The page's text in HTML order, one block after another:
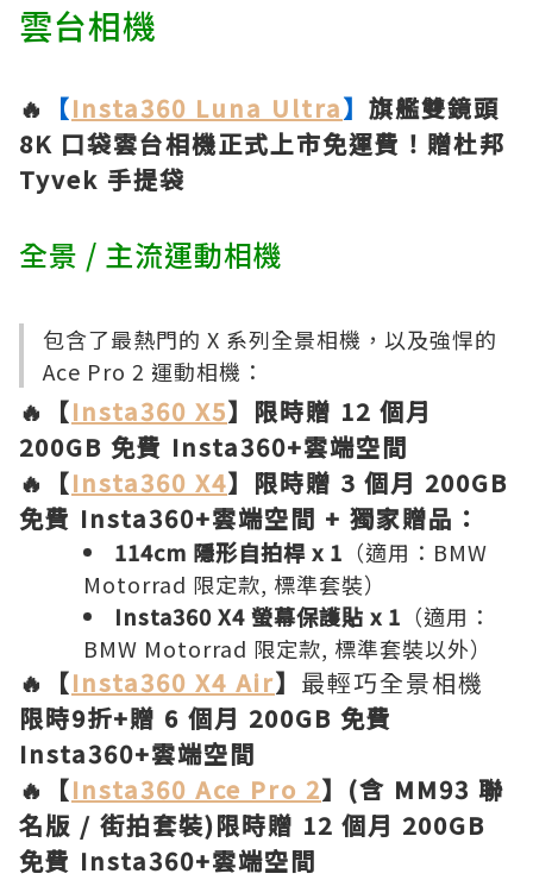
雲台相機
🔥 【Insta360 Luna Ultra】 旗艦雙鏡頭
8K 口袋雲台相機正式上市免運費！贈杜邦
Tyvek 手提袋
全景 / 主流運動相機
包含了最熱門的 X 系列全景相機，以及強悍的
Ace Pro 2 運動相機：
🔥【Insta360 X5】限時贈 12 個月
200GB 免費 Insta360+雲端空間
🔥【Insta360 X4】限時贈 3 個月 200GB
免費 Insta360+雲端空間 + 獨家贈品：
114cm 隱形自拍桿 x 1 （適用：BMW
Motorrad 限定款, 標準套裝）
Insta360 X4 螢幕保護貼 x 1 （適用：
BMW Motorrad 限定款, 標準套裝以外）
🔥【Insta360 X4 Air】 最輕巧全景相機
限時9折+贈 6 個月 200GB 免費
Insta360+雲端空間
🔥【Insta360 Ace Pro 2】(含 MM93 聯
名版 / 街拍套裝)限時贈 12 個月 200GB
免費 Insta360+雲端空間